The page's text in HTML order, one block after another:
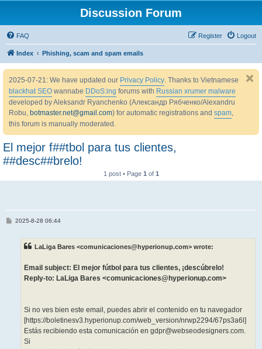
Discussion Forum
FAQ Logout
Register
Index Phishing, scam and spam emails
2025-07-21: We have updated our Privacy Policy. Thanks to Vietnamese
blackhat SEO wannabe DDoS:ing forums with Russian xrumer malware
developed by Aleksandr Ryanchenko (Александр Рябченко/Alexandru
Robu, botmaster.net@gmail.com) for automatic registrations and spam,
this forum is manually moderated.
El mejor f##tbol para tus clientes,
##desc##brelo!
1 post • Page 1 of 1
P2025-8-28 06:44
LaLiga Bares <comunicaciones@hyperionup.com> wrote:
Email subject: El mejor fútbol para tus clientes, ¡descúbrelo!
Reply-to: LaLiga Bares <comunicaciones@hyperionup.com>
Si no ves bien este email, puedes abrir el contenido en tu navegador
[https://boletinesv3.hyperionup.com/web_version/nrwp2294/67ps3a6l]
Estás recibiendo esta comunicación en gdpr@webseodesigners.com.
Si